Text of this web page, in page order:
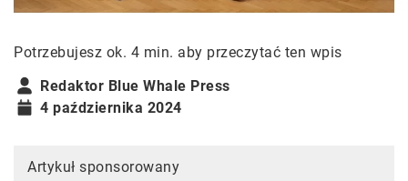
Potrzebujesz ok. 4 min. aby przeczytać ten wpis
Redaktor Blue Whale Press
4 października 2024
Artykuł sponsorowany